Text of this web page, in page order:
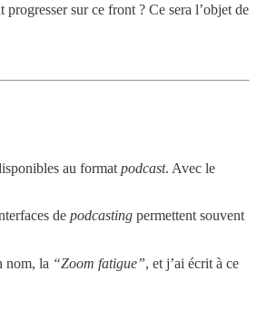
sur ce front ? Ce sera l’objet de
au format podcast. Avec le
de podcasting permettent souvent
nom, la “Zoom fatigue”, et j’ai écrit à ce